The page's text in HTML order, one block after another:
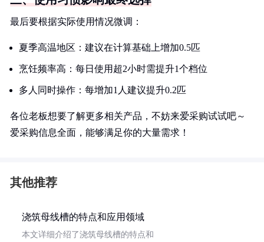
最后要根据实际使用情况微调：
夏季高温地区：建议在计算基础上增加0.5匹
烹饪频率高：每日使用超2小时需提升1个档位
多人同时操作：每增加1人建议提升0.2匹
各位老板想要了解更多相关产品，不妨来爱采购试试吧～
爱采购信息全面，能够满足你的大量需求！
其他推荐
浇筑母线槽的特点和应用领域
本文详细介绍了浇筑母线槽的特点和